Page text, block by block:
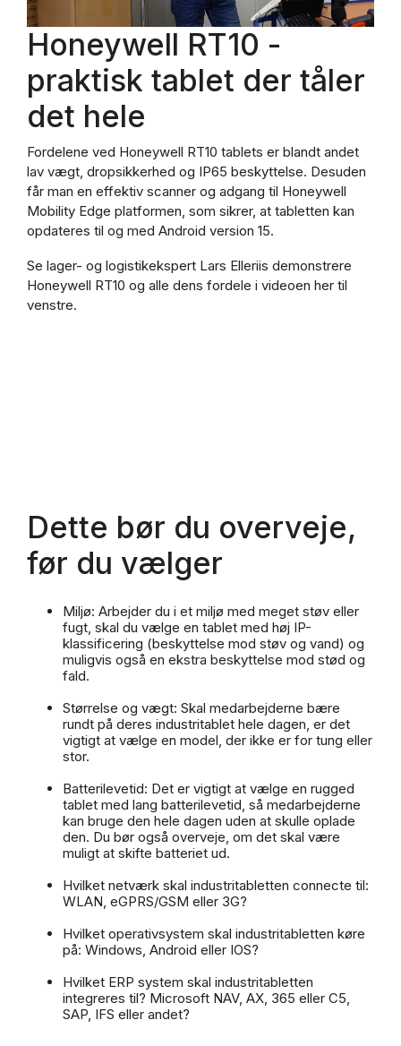
Honeywell RT10 -
praktisk tablet der tåler
det hele
Fordelene ved Honeywell RT10 tablets er blandt andet
lav vægt, dropsikkerhed og IP65 beskyttelse. Desuden
får man en effektiv scanner og adgang til Honeywell
Mobility Edge platformen, som sikrer, at tabletten kan
opdateres til og med Android version 15.
Se lager- og logistikekspert Lars Elleriis demonstrere
Honeywell RT10 og alle dens fordele i videoen her til
venstre.
Dette bør du overveje,
før du vælger
Miljø: Arbejder du i et miljø med meget støv eller
fugt, skal du vælge en tablet med høj IP-
klassificering (beskyttelse mod støv og vand) og
muligvis også en ekstra beskyttelse mod stød og
fald.
Størrelse og vægt: Skal medarbejderne bære
rundt på deres industritablet hele dagen, er det
vigtigt at vælge en model, der ikke er for tung eller
stor.
Batterilevetid: Det er vigtigt at vælge en rugged
tablet med lang batterilevetid, så medarbejderne
kan bruge den hele dagen uden at skulle oplade
den. Du bør også overveje, om det skal være
muligt at skifte batteriet ud.
Hvilket netværk skal industritabletten connecte til:
WLAN, eGPRS/GSM eller 3G?
Hvilket operativsystem skal industritabletten køre
på: Windows, Android eller IOS?
Hvilket ERP system skal industritabletten
integreres til? Microsoft NAV, AX, 365 eller C5,
SAP, IFS eller andet?